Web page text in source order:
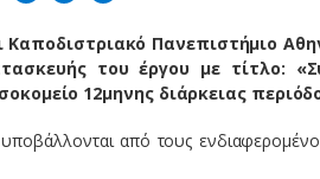
Καποδιστριακό Πανεπιστήμιο
του έργου με τίτλο:
12μηνης διάρκειας
από τους